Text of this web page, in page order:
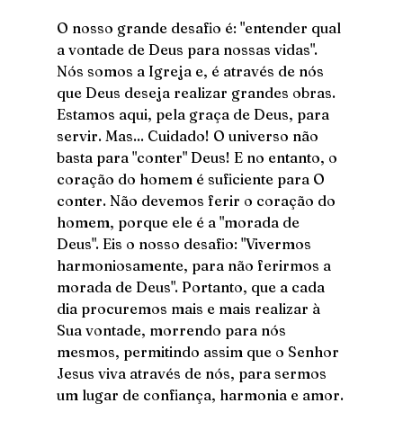
O nosso grande desafio é: "entender qual
a vontade de Deus para nossas vidas".
Nós somos a Igreja e, é através de nós
que Deus deseja realizar grandes obras.
Estamos aqui, pela graça de Deus, para
servir. Mas... Cuidado! O universo não
basta para "conter" Deus! E no entanto, o
coração do homem é suficiente para O
conter. Não devemos ferir o coração do
homem, porque ele é a "morada de
Deus". Eis o nosso desafio: "Vivermos
harmoniosamente, para não ferirmos a
morada de Deus". Portanto, que a cada
dia procuremos mais e mais realizar à
Sua vontade, morrendo para nós
mesmos, permitindo assim que o Senhor
Jesus viva através de nós, para sermos
um lugar de confiança, harmonia e amor.